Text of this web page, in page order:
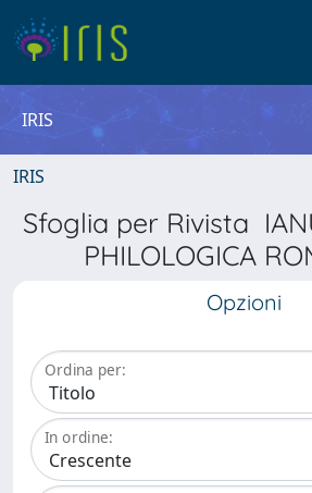
IRIS
IRIS
Sfoglia per Rivista
PHILOLOGICA
Opzioni
Ordina per:
In ordine: